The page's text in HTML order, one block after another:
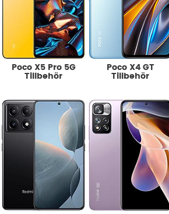
Poco X5 Pro 5G
Tillbehör
Poco X4 GT
Tillbehör